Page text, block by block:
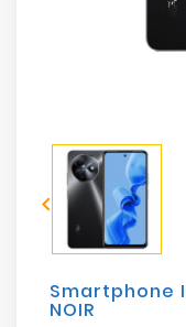

Smartphone
NOIR